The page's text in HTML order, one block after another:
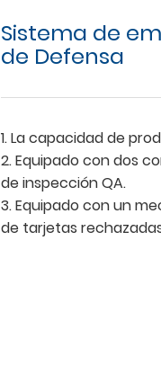
Sistema de
de Defensa
1. La capacidad de
2. Equipado con dos
de inspección QA.
3. Equipado con un
de tarjetas